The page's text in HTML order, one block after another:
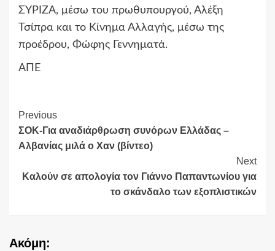
ΣΥΡΙΖΑ, μέσω του πρωθυπουργού, Αλέξη
Τσίπρα και το Κίνημα Αλλαγής, μέσω της
προέδρου, Φώφης Γεννηματά.
ΑΠΕ
Continue
Reading
Previous
ΣΟΚ-Για αναδιάρθρωση συνόρων Ελλάδας –
Αλβανίας μιλά ο Χαν (βίντεο)
Next
Καλούν σε απολογία τον Γιάννο Παπαντωνίου για
το σκάνδαλο των εξοπλιστικών
Ακόμη: